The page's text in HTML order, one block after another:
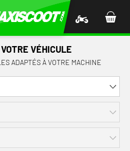
VÉHICULE
ADAPTÉS À VOTRE MACHINE